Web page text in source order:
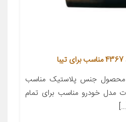
جنس پلاستیک مناسب
مدل خودرو مناسب برای تمام